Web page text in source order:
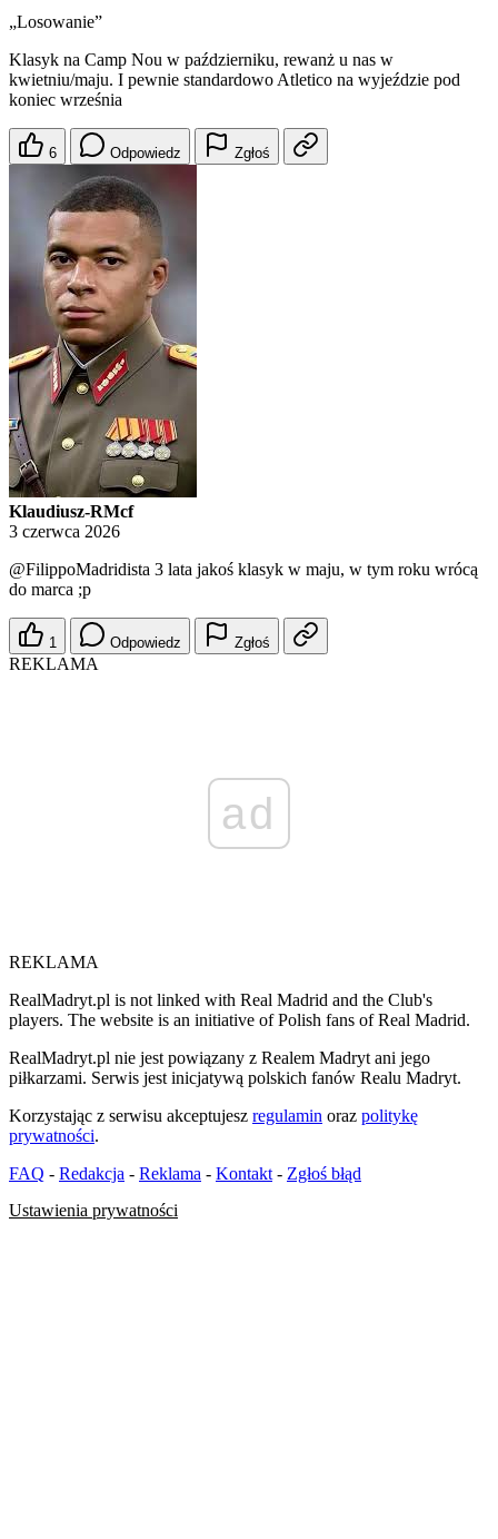
„Losowanie”
Klasyk na Camp Nou w październiku, rewanż u nas w
kwietniu/maju. I pewnie standardowo Atletico na wyjeździe pod
koniec września
6 Odpowiedz Zgłoś
Klaudiusz-RMcf
3 czerwca 2026
@FilippoMadridista 3 lata jakoś klasyk w maju, w tym roku wrócą
do marca ;p
1 Odpowiedz Zgłoś
REKLAMA
ad
REKLAMA
RealMadryt.pl is not linked with Real Madrid and the Club's
players. The website is an initiative of Polish fans of Real Madrid.
RealMadryt.pl nie jest powiązany z Realem Madryt ani jego
piłkarzami. Serwis jest inicjatywą polskich fanów Realu Madryt.
Korzystając z serwisu akceptujesz regulamin oraz politykę
prywatności.
FAQ - Redakcja - Reklama - Kontakt - Zgłoś błąd
Ustawienia prywatności